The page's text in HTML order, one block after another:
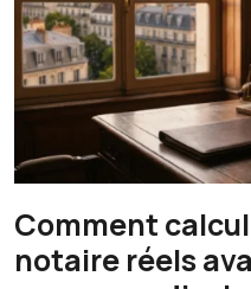
Comment
notaire réels